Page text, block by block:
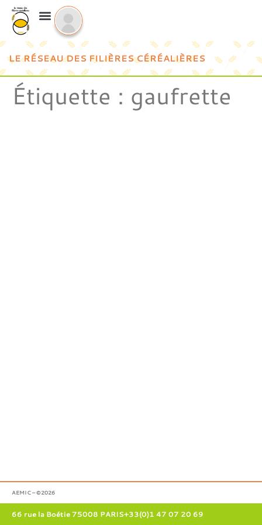
LE RÉSEAU DES FILIÈRES CÉRÉALIÈRES
Étiquette : gaufrette
AEMIC – ©2026
66 rue la Boétie 75008 PARIS+33(0)1 47 07 20 69